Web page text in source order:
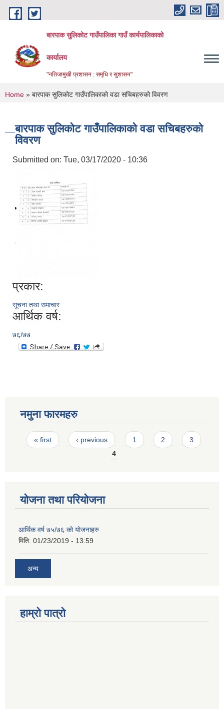
Skip to main content
बारपाक सुलिकोट गाउँपालिका गाउँ कार्यपालिकाको
कार्यालय
"नतिजामुखी प्रशासन : समृधि र सुशासन"
You are here
Home » बारपाक सुलिकोट गाउँपालिकाको वडा सचिबहरुको विवरण
बारपाक सुलिकोट गाउँपालिकाको वडा सचिबहरुको
विवरण
Submitted on: Tue, 03/17/2020 - 10:36
प्रकार:
सूचना तथा समाचार
आर्थिक वर्ष:
७६/७७
नमुना फारमहरु
Pages
« first ‹ previous 1 2
3
4
योजना तथा परियोजना
आर्थिक वर्ष ७५/७६ को योजनाहरु
मिति: 01/23/2019 - 13:59
अन्य
हाम्रो पात्रो